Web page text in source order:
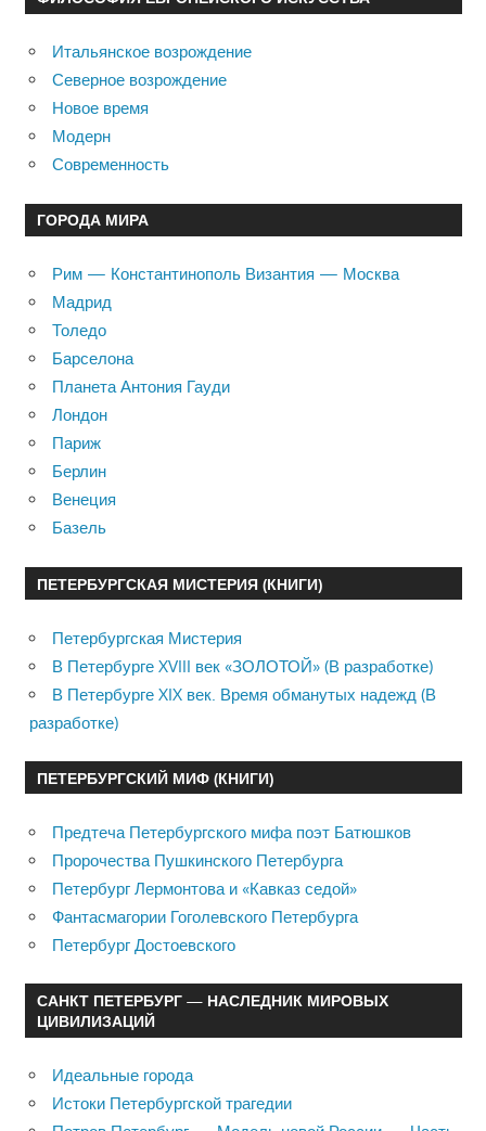
Итальянское возрождение
Северное возрождение
Новое время
Модерн
Современность
ГОРОДА МИРА
Рим — Константинополь Византия — Москва
Мадрид
Толедо
Барселона
Планета Антония Гауди
Лондон
Париж
Берлин
Венеция
Базель
ПЕТЕРБУРГСКАЯ МИСТЕРИЯ (КНИГИ)
Петербургская Мистерия
В Петербурге XVIII век «ЗОЛОТОЙ» (В разработке)
В Петербурге XIX век. Время обманутых надежд (В
разработке)
ПЕТЕРБУРГСКИЙ МИФ (КНИГИ)
Предтеча Петербургского мифа поэт Батюшков
Пророчества Пушкинского Петербурга
Петербург Лермонтова и «Кавказ седой»
Фантасмагории Гоголевского Петербурга
Петербург Достоевского
САНКТ ПЕТЕРБУРГ — НАСЛЕДНИК МИРОВЫХ
ЦИВИЛИЗАЦИЙ
Идеальные города
Истоки Петербургской трагедии